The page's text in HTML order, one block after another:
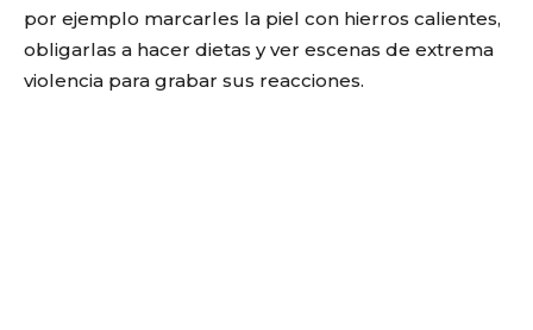
por ejemplo marcarles la piel con hierros calientes,
obligarlas a hacer dietas y ver escenas de extrema
violencia para grabar sus reacciones.